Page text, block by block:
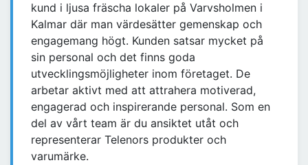
kund i ljusa fräscha lokaler på Varvsholmen i
Kalmar där man värdesätter gemenskap och
engagemang högt. Kunden satsar mycket på
sin personal och det finns goda
utvecklingsmöjligheter inom företaget. De
arbetar aktivt med att attrahera motiverad,
engagerad och inspirerande personal. Som en
del av vårt team är du ansiktet utåt och
representerar Telenors produkter och
varumärke.